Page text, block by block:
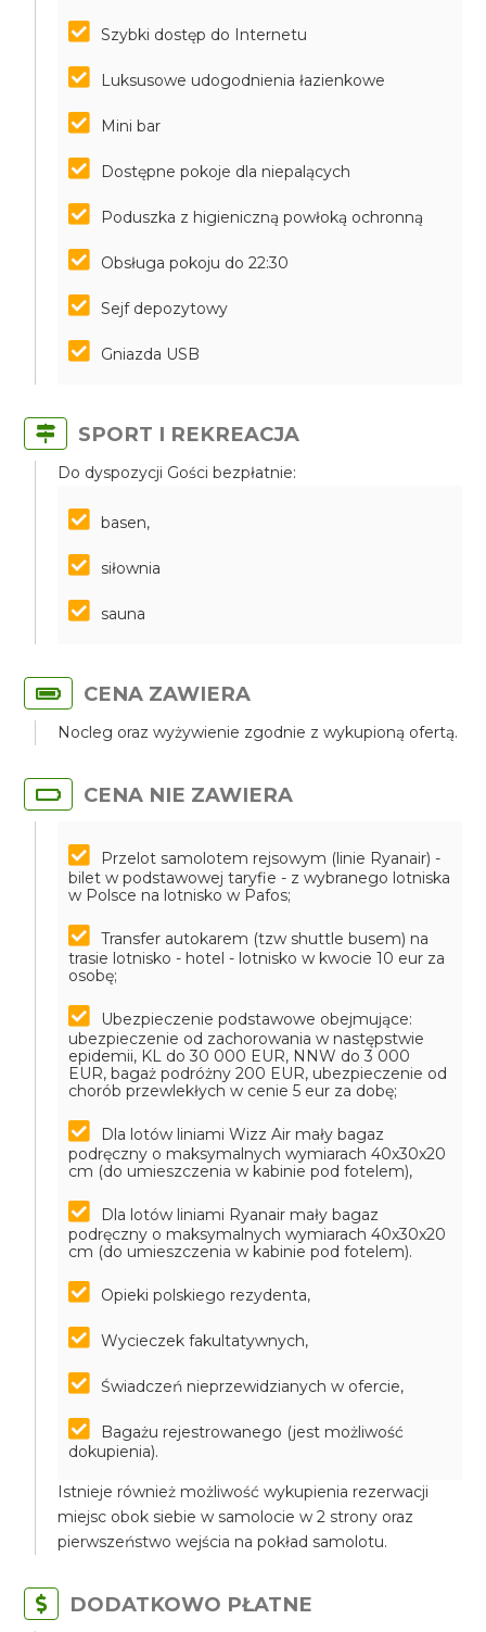
Szybki dostęp do Internetu
Luksusowe udogodnienia łazienkowe
Mini bar
Dostępne pokoje dla niepalących
Poduszka z higieniczną powłoką ochronną
Obsługa pokoju do 22:30
Sejf depozytowy
Gniazda USB
SPORT I REKREACJA
Do dyspozycji Gości bezpłatnie:
basen,
siłownia
sauna
CENA ZAWIERA
Nocleg oraz wyżywienie zgodnie z wykupioną ofertą.
CENA NIE ZAWIERA
Przelot samolotem rejsowym (linie Ryanair) -
bilet w podstawowej taryfie - z wybranego lotniska
w Polsce na lotnisko w Pafos;
Transfer autokarem (tzw shuttle busem) na
trasie lotnisko - hotel - lotnisko w kwocie 10 eur za
osobę;
Ubezpieczenie podstawowe obejmujące:
ubezpieczenie od zachorowania w następstwie
epidemii, KL do 30 000 EUR, NNW do 3 000
EUR, bagaż podróżny 200 EUR, ubezpieczenie od
chorób przewlekłych w cenie 5 eur za dobę;
Dla lotów liniami Wizz Air mały bagaz
podręczny o maksymalnych wymiarach 40x30x20
cm (do umieszczenia w kabinie pod fotelem),
Dla lotów liniami Ryanair mały bagaz
podręczny o maksymalnych wymiarach 40x30x20
cm (do umieszczenia w kabinie pod fotelem).
Opieki polskiego rezydenta,
Wycieczek fakultatywnych,
Świadczeń nieprzewidzianych w ofercie,
Bagażu rejestrowanego (jest możliwość
dokupienia).
Istnieje również możliwość wykupienia rezerwacji
miejsc obok siebie w samolocie w 2 strony oraz
pierwszeństwo wejścia na pokład samolotu.
DODATKOWO PŁATNE